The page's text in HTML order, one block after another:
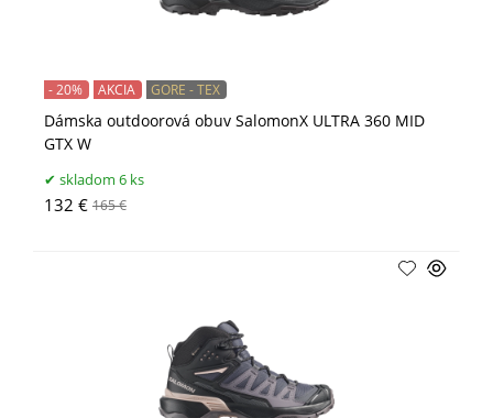
Dámska outdoorová obuv SalomonX ULTRA 360 MID
GTX W
- 20% AKCIA GORE - TEX
skladom 6 ks
132 € 165 €